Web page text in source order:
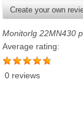
Create your own
Monitorlg 22MN430
Average rating:
0 reviews